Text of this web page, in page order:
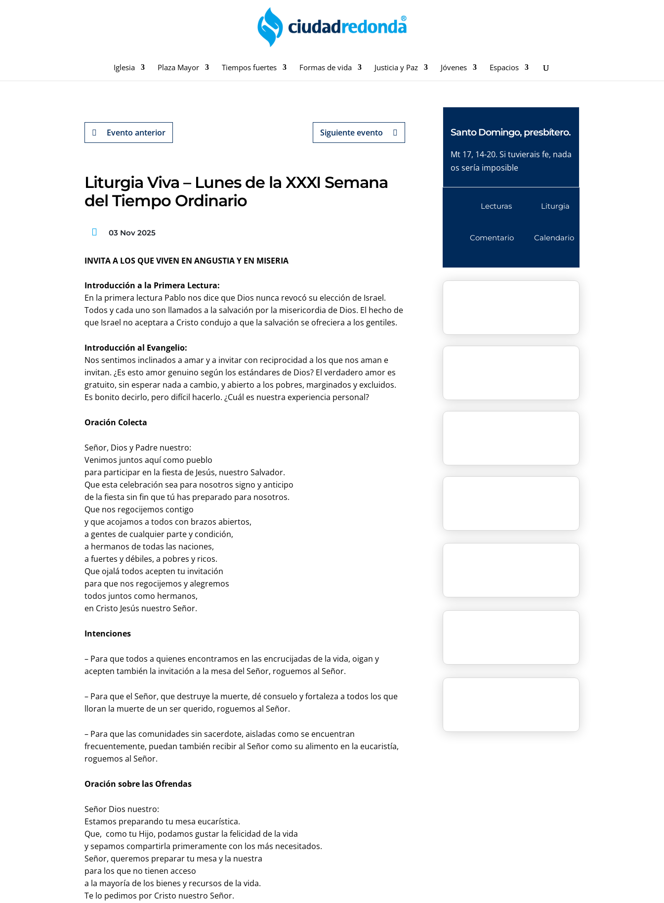
Iglesia Plaza Mayor Tiempos fuertes Formas de vida Justicia y Paz Jóvenes Espacios
Evento anterior Siguiente evento
Liturgia Viva – Lunes de la XXXI Semana
del Tiempo Ordinario
03 Nov 2025
INVITA A LOS QUE VIVEN EN ANGUSTIA Y EN MISERIA
Introducción a la Primera Lectura:
En la primera lectura Pablo nos dice que Dios nunca revocó su elección de Israel.
Todos y cada uno son llamados a la salvación por la misericordia de Dios. El hecho de
que Israel no aceptara a Cristo condujo a que la salvación se ofreciera a los gentiles.
Introducción al Evangelio:
Nos sentimos inclinados a amar y a invitar con reciprocidad a los que nos aman e
invitan. ¿Es esto amor genuino según los estándares de Dios? El verdadero amor es
gratuito, sin esperar nada a cambio, y abierto a los pobres, marginados y excluidos.
Es bonito decirlo, pero difícil hacerlo. ¿Cuál es nuestra experiencia personal?
Oración Colecta
Señor, Dios y Padre nuestro:
Venimos juntos aquí como pueblo
para participar en la fiesta de Jesús, nuestro Salvador.
Que esta celebración sea para nosotros signo y anticipo
de la fiesta sin fin que tú has preparado para nosotros.
Que nos regocijemos contigo
y que acojamos a todos con brazos abiertos,
a gentes de cualquier parte y condición,
a hermanos de todas las naciones,
a fuertes y débiles, a pobres y ricos.
Que ojalá todos acepten tu invitación
para que nos regocijemos y alegremos
todos juntos como hermanos,
en Cristo Jesús nuestro Señor.
Intenciones
– Para que todos a quienes encontramos en las encrucijadas de la vida, oigan y
acepten también la invitación a la mesa del Señor, roguemos al Señor.
– Para que el Señor, que destruye la muerte, dé consuelo y fortaleza a todos los que
lloran la muerte de un ser querido, roguemos al Señor.
– Para que las comunidades sin sacerdote, aisladas como se encuentran
frecuentemente, puedan también recibir al Señor como su alimento en la eucaristía,
roguemos al Señor.
Oración sobre las Ofrendas
Señor Dios nuestro:
Estamos preparando tu mesa eucarística.
Que, como tu Hijo, podamos gustar la felicidad de la vida
y sepamos compartirla primeramente con los más necesitados.
Señor, queremos preparar tu mesa y la nuestra
para los que no tienen acceso
a la mayoría de los bienes y recursos de la vida.
Te lo pedimos por Cristo nuestro Señor.
Santo Domingo, presbítero.
Mt 17, 14-20. Si tuvierais fe, nada
os sería imposible
Lecturas
Comentario
Liturgia
Calendario